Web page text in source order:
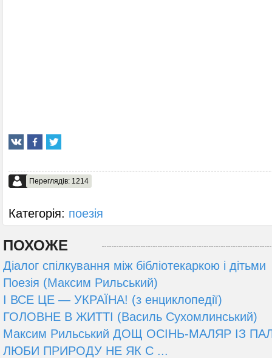
Переглядів: 1214
Категорія: поезія
ПОХОЖЕ
Діалог спілкування між бібліотекаркою і дітьми
Поезія (Максим Рильський)
І ВСЕ ЦЕ — УКРАЇНА! (з енциклопедії)
ГОЛОВНЕ В ЖИТТІ (Василь Сухомлинський)
Максим Рильський ДОЩ ОСІНЬ-МАЛЯР ІЗ
ЛЮБИ ПРИРОДУ НЕ ЯК С ...